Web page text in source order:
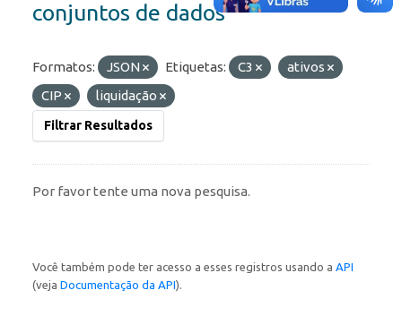
conjuntos de dados
Formatos: JSON Etiquetas: C3
ativos
CIP
liquidação
Filtrar Resultados
Por favor tente uma nova pesquisa.
Você também pode ter acesso a esses registros usando a API
(veja Documentação da API).